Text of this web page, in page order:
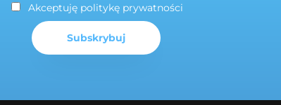
Akceptuję politykę prywatności